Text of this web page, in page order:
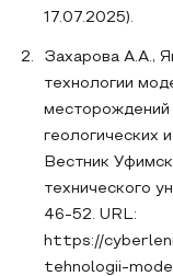
17.07.2025).
Захарова А.А.,
технологии
месторождений
геологических
Вестник
технического
46-52. URL:
https://
tehnologii-